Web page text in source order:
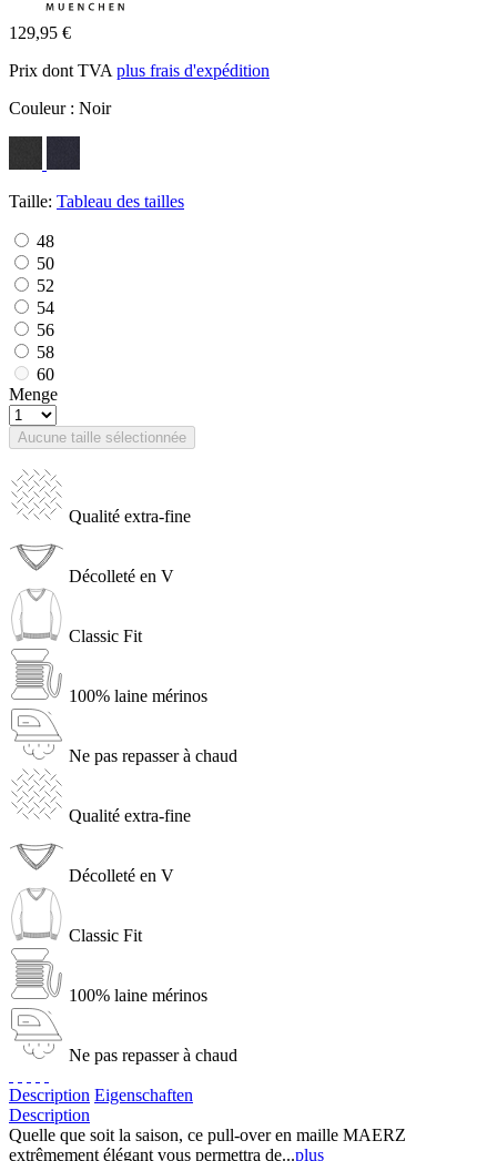
129,95 €
Prix dont TVA plus frais d'expédition
Couleur : Noir
Taille: Tableau des tailles
48
50
52
54
56
58
60
Menge
Aucune taille sélectionnée
Qualité extra-fine
Décolleté en V
Classic Fit
100% laine mérinos
Ne pas repasser à chaud
Qualité extra-fine
Décolleté en V
Classic Fit
100% laine mérinos
Ne pas repasser à chaud
Description Eigenschaften
Description
Quelle que soit la saison, ce pull-over en maille MAERZ
extrêmement élégant vous permettra de...plus